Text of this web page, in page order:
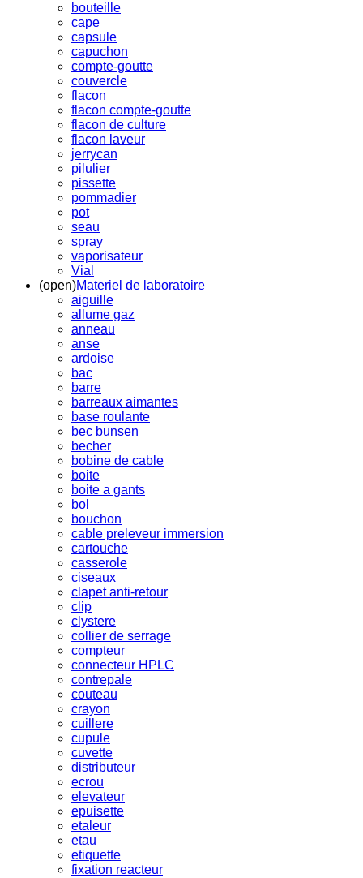
bouteille
cape
capsule
capuchon
compte-goutte
couvercle
flacon
flacon compte-goutte
flacon de culture
flacon laveur
jerrycan
pilulier
pissette
pommadier
pot
seau
spray
vaporisateur
Vial
(open)Materiel de laboratoire
aiguille
allume gaz
anneau
anse
ardoise
bac
barre
barreaux aimantes
base roulante
bec bunsen
becher
bobine de cable
boite
boite a gants
bol
bouchon
cable preleveur immersion
cartouche
casserole
ciseaux
clapet anti-retour
clip
clystere
collier de serrage
compteur
connecteur HPLC
contrepale
couteau
crayon
cuillere
cupule
cuvette
distributeur
ecrou
elevateur
epuisette
etaleur
etau
etiquette
fixation reacteur